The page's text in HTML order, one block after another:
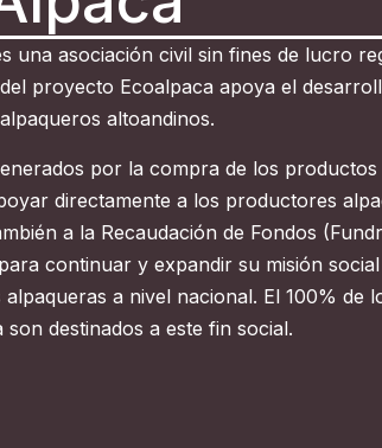
una asociación civil sin fines de lucro
proyecto Ecoalpaca apoya el
altoandinos.
por la compra de los productos
directamente a los productores
a la Recaudación de Fondos
continuar y expandir su misión social
alpaqueras a nivel nacional. El 100% de
son destinados a este fin social.